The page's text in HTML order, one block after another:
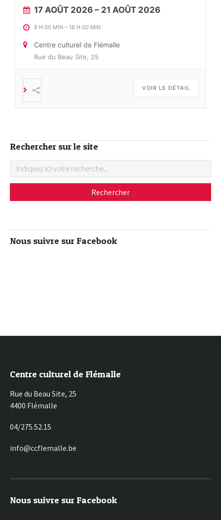
17 AOÛT 2026 – 21 AOÛT 2026
9 H 00 MIN – 16 H 00 MIN
Centre culturel de Flémalle
Rue du Beau Site, 25
VOIR LE DÉTAIL
Rechercher sur le site
Nous suivre sur Facebook
Centre culturel de Flémalle
Rue du Beau Site, 25
4400 Flémalle
04/275.52.15
info@ccflemalle.be
Nous suivre sur Facebook